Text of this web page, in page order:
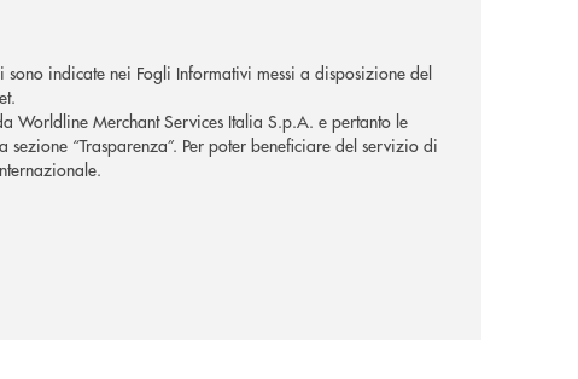
indicate nei Fogli Informativi messi a disposizione del
Merchant Services Italia S.p.A. e pertanto le
“Trasparenza”. Per poter beneficiare del servizio di